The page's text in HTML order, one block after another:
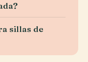
sillas de